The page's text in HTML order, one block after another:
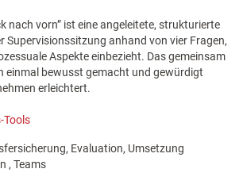
nach vorn” ist eine angeleitete, strukturierte
Supervisionssitzung anhand von vier Fragen,
Aspekte einbezieht. Das gemeinsam
einmal bewusst gemacht und gewürdigt
erleichtert.
Tools
Evaluation, Umsetzung
, Teams